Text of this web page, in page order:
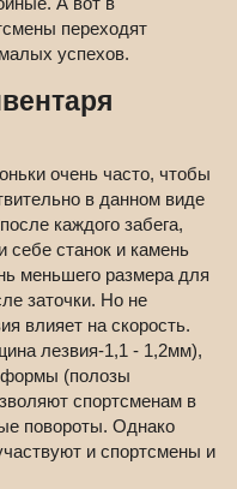
переходят
успехов.
очень часто, чтобы
в данном виде
каждого забега,
себе станок и камень
меньшего размера для
заточки. Но не
влияет на скорость.
лезвия-1,1 - 1,2мм),
(полозы
спортсменам в
повороты. Однако
и спортсмены и